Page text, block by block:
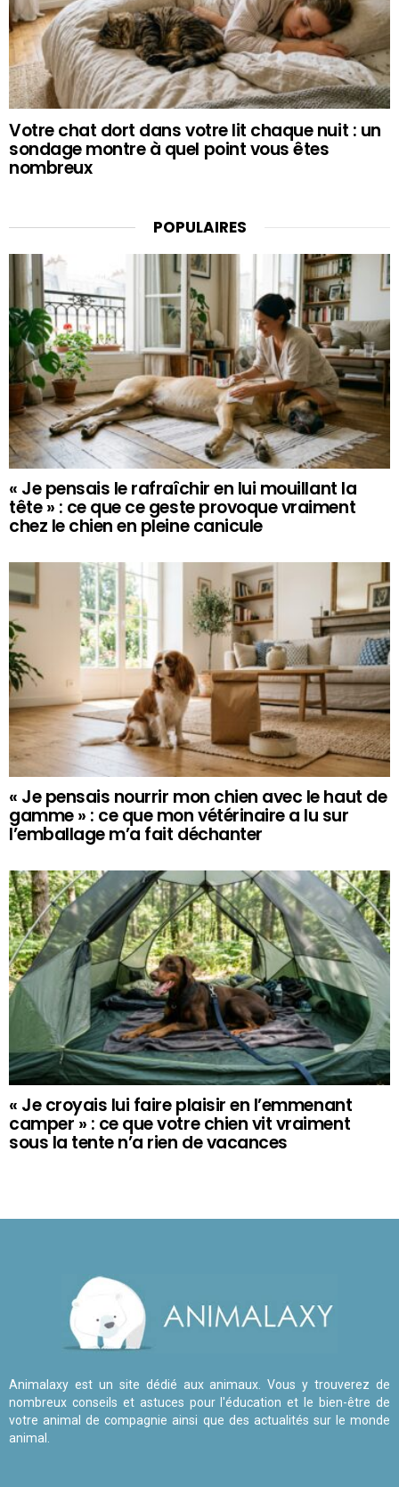
Votre chat dort dans votre lit chaque nuit : un
sondage montre à quel point vous êtes
nombreux
POPULAIRES
« Je pensais le rafraîchir en lui mouillant la
tête » : ce que ce geste provoque vraiment
chez le chien en pleine canicule
« Je pensais nourrir mon chien avec le haut de
gamme » : ce que mon vétérinaire a lu sur
l’emballage m’a fait déchanter
« Je croyais lui faire plaisir en l’emmenant
camper » : ce que votre chien vit vraiment
sous la tente n’a rien de vacances
Animalaxy est un site dédié aux animaux. Vous y trouverez de
nombreux conseils et astuces pour l'éducation et le bien-être de
votre animal de compagnie ainsi que des actualités sur le monde
animal.